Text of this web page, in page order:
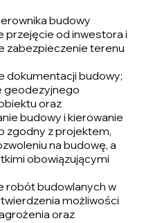
budowy
przejęcie od inwestora i
zabezpieczenie terenu
dokumentacji budowy;
geodezyjnego
oraz
budowy i kierowanie
zgodny z projektem,
na budowę, a
obowiązującymi
robót budowlanych w
możliwości
oraz